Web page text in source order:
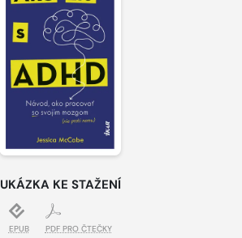
UKÁZKA KE STAŽENÍ
EPUB PDF PRO ČTEČKY